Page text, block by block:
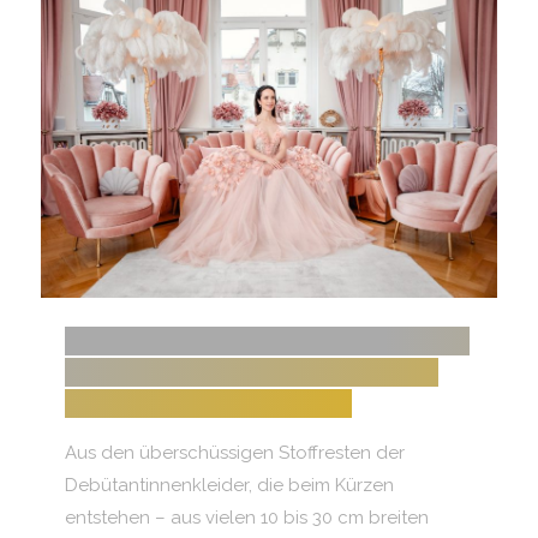
Aus den überschüssigen Stoffresten der
Debütantinnenkleider, die beim Kürzen
entstehen – aus vielen 10 bis 30 cm breiten